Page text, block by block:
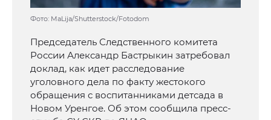
Фото: MaLija/Shutterstock/Fotodom
Председатель Следственного комитета
России Александр Бастрыкин затребовал
доклад, как идет расследование
уголовного дела по факту жестокого
обращения с воспитанниками детсада в
Новом Уренгое. Об этом сообщила пресс-